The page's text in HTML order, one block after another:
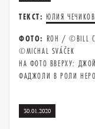
ТЕКСТ: ЮЛИЯ
ФОТО: ROH / ©BILL
©MICHAL SVÁČEK
НА ФОТО ВВЕРХУ:
ФАДЖОЛИ В РОЛИ
30.01.2020